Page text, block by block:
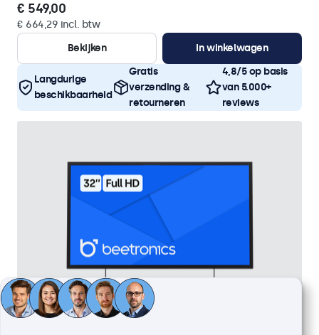
€ 549,00
€ 664,29 incl. btw
Bekijken
In winkelwagen
Langdurige
beschikbaarheid
Gratis
verzending &
retourneren
4,8/5 op basis
van 5.000+
reviews